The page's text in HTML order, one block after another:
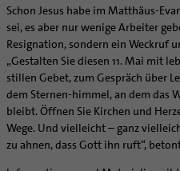
Unterstützungsangebote für
Altenheim | Senioren
Menschen mit Behinderung
Muttersprachen
Hospiz
Internet- und Telefon
Künstler
Pastorale:r Mitarbeiter:in
Pastoralreferent:in
Priester
Kirchenmusiker:in
Religionslehrer:in
Soziale Berufe in der Caritas
Geistliche Gemeinschaften
Ritterorden
Ordo virginum
Partnerschaftsvereinbarung
Bolivienpartnerschaft Bistum
Bolivienreise mit Bischof Heiner
Bolivientag 2026
Energetisches Sanieren
Fördermittel finden
Mobilität
Ökotheologie
Schöpfungsspiritualität
Umweltbildung
Zukunftsräume
Aktuelles
Internationale
Netzwerk ChancenGleich
Büchereien
Medienstelle
Newsletter
Personalentwicklung
Unterstützungsangebot für
Mitarbeitervertretung
Institutionelles Schutzkonzept
Kirchlicher Anzeiger
Kirchliches Arbeitsrecht
Schematismus
Schon Jesus habe im Matthäus-
sei, es aber nur wenige Arbeiter
Resignation, sondern ein Weckruf
„Gestalten Sie diesen 11. Mai mit
stillen Gebet, zum Gespräch über
dem Sternen-himmel, an dem das
bleibt. Öffnen Sie Kirchen und
Wege. Und vielleicht – ganz
zu ahnen, dass Gott ihn ruft“,